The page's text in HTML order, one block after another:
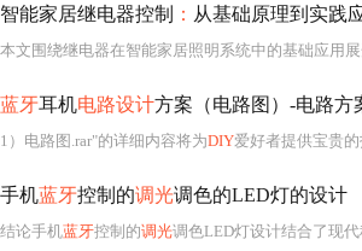
智能家居继电器控制 ： 从基础原理到实践
蓝牙耳机电路设计方案（电路图）-电路方
1）电路图.rar"的详细内容将为DIY爱好者提供宝贵的
手机蓝牙控制的调光调色的LED灯的设计
结论手机蓝牙控制的调光调色LED灯设计结合了现代